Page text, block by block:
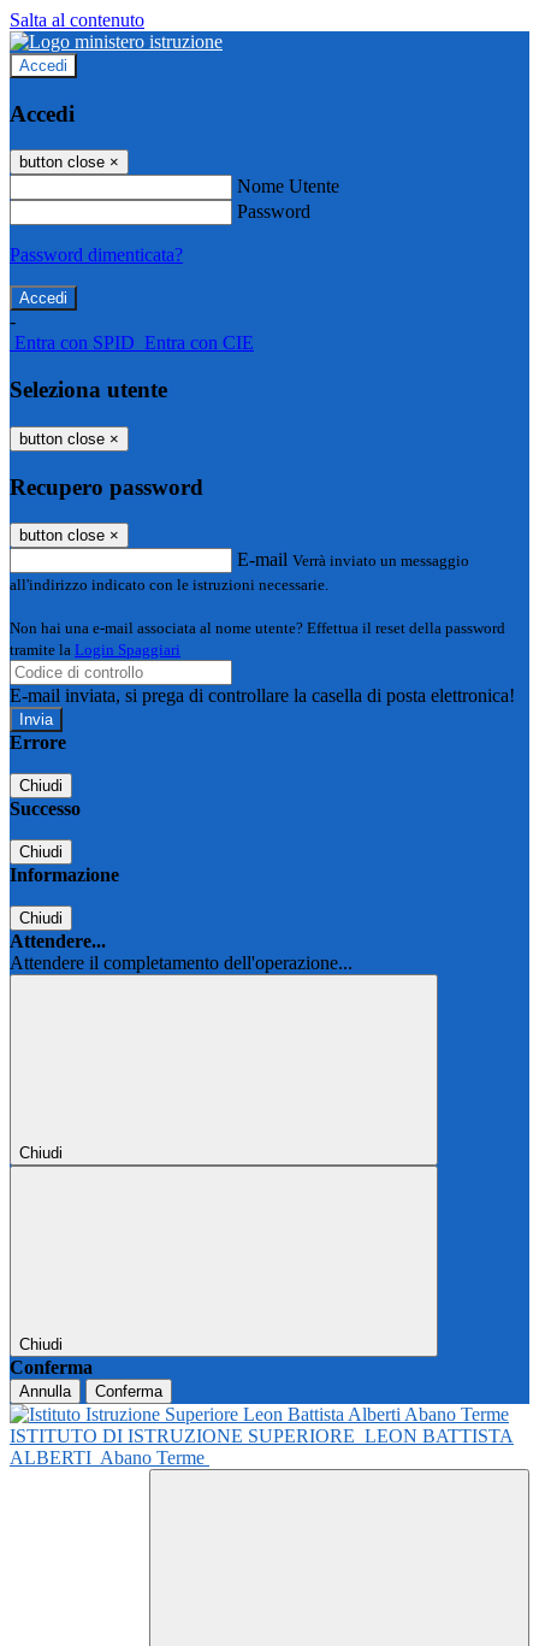
Salta al contenuto
Accedi
Accedi
button close ×
Nome Utente
Password
Password dimenticata?
-
Entra con SPID Entra con CIE
Seleziona utente
button close ×
Recupero password
button close ×
E-mail Verrà inviato un messaggio
all'indirizzo indicato con le istruzioni necessarie.
Non hai una e-mail associata al nome utente? Effettua il reset della password
tramite la Login Spaggiari
E-mail inviata, si prega di controllare la casella di posta elettronica!
Errore
Chiudi
Successo
Chiudi
Informazione
Chiudi
Attendere...
Attendere il completamento dell'operazione...
Chiudi
Chiudi
Conferma
Annulla Conferma
ISTITUTO DI ISTRUZIONE SUPERIORE LEON BATTISTA
ALBERTI Abano Terme